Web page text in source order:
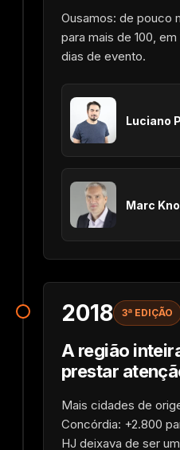
Ousamos: de pouco
para mais de 100,
dias de evento.
Luciano
Marc
2018 3ª EDIÇÃO
A região
prestar
Mais cidades de
Concórdia: +2.800
HJ deixava de ser